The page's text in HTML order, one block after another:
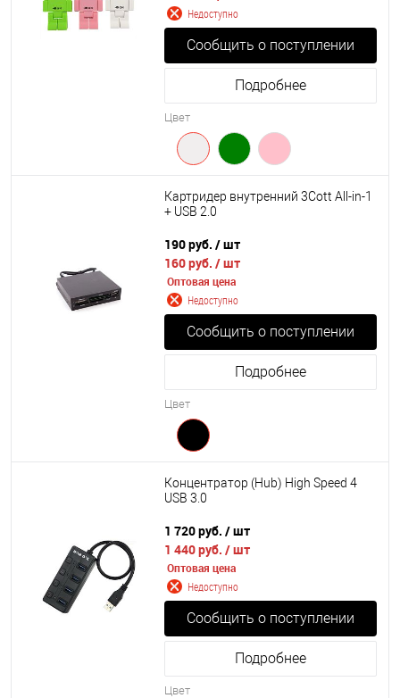
Недоступно
Сообщить о поступлении
Подробнее
Цвет
Картридер внутренний 3Cott All-in-1
+ USB 2.0
190 руб. / шт
160 руб. / шт
Оптовая цена
Недоступно
Сообщить о поступлении
Подробнее
Цвет
Концентратор (Hub) High Speed 4
USB 3.0
1 720 руб. / шт
1 440 руб. / шт
Оптовая цена
Недоступно
Сообщить о поступлении
Подробнее
Цвет